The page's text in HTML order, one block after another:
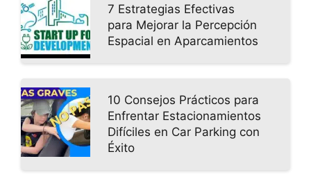
7 Estrategias Efectivas
para Mejorar la Percepción
Espacial en Aparcamientos
10 Consejos Prácticos para
Enfrentar Estacionamientos
Difíciles en Car Parking con
Éxito